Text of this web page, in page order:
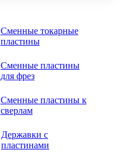
Сменные токарные
пластины
Сменные пластины
для фрез
Сменные пластины к
сверлам
Державки с
пластинами